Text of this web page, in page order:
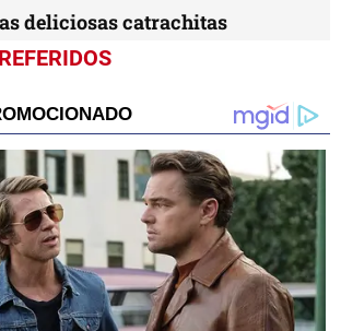
deliciosas catrachitas